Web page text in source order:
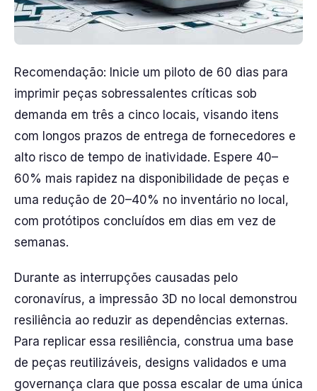
Recomendação: Inicie um piloto de 60 dias para
imprimir peças sobressalentes críticas sob
demanda em três a cinco locais, visando itens
com longos prazos de entrega de fornecedores e
alto risco de tempo de inatividade. Espere 40–
60% mais rapidez na disponibilidade de peças e
uma redução de 20–40% no inventário no local,
com protótipos concluídos em dias em vez de
semanas.
Durante as interrupções causadas pelo
coronavírus, a impressão 3D no local demonstrou
resiliência ao reduzir as dependências externas.
Para replicar essa resiliência, construa uma base
de peças reutilizáveis, designs validados e uma
governança clara que possa escalar de uma única